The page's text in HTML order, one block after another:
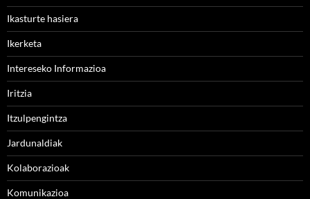
Ikasturte hasiera
Ikerketa
Intereseko Informazioa
Iritzia
Itzulpengintza
Jardunaldiak
Kolaborazioak
Komunikazioa